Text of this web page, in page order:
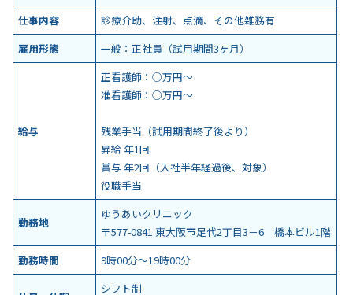
仕事内容
診療介助、注射、点滴、その他雑務有
雇用形態
一般：正社員（試用期間3ヶ月）
給与
正看護師：○万円～
准看護師：○万円～
残業手当（試用期間終了後より）
昇給 年1回
賞与 年2回（入社半年経過後、対象）
役職手当
勤務地
ゆうあいクリニック
〒577-0841 東大阪市足代2丁目3－6 橋本ビル1階
勤務時間
9時00分～19時00分
シフト制